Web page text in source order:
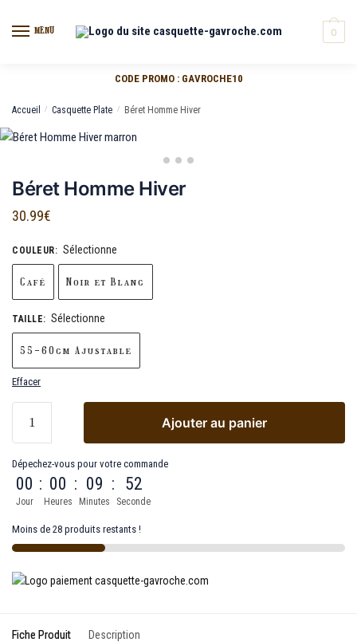
MENU 0
CODE PROMO : GAVROCHE10
Accueil / Casquette Plate / Béret Homme Hiver
Béret Homme Hiver
30.99€
COULEUR: Sélectionne
Café Noir et Blanc
TAILLE: Sélectionne
55-60cm Ajustable
Effacer
Ajouter au panier
Dépechez-vous pour votre commande
00
Jour
: 00
Heures
: 09
Minutes
: 52
Seconde
Moins de 28 produits restants !
Fiche Produit Description